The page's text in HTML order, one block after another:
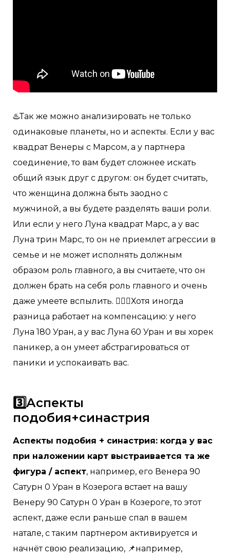
♨️Так же можно анализировать не только
одинаковые планеты, но и аспекты. Если у вас
квадрат Венеры с Марсом, а у партнера
соединение, то вам будет сложнее искать
общий язык друг с другом: он будет считать,
что женщина должна быть заодно с
мужчиной, а вы будете разделять ваши роли.
Или если у него Луна квадрат Марс, а у вас
Луна трин Марс, то он не приемлет агрессии в
семье и не может исполнять должным
образом роль главного, а вы считаете, что он
должен брать на себя роль главного и очень
даже умеете вспылить. 🤷🏼‍♀️Хотя иногда
разница работает на компенсацию: у него
Луна 180 Уран, а у вас Луна 60 Уран и вы хорек
паникер, а он умеет абстрагироваться от
паники и успокаивать вас.
3️⃣Аспекты
подобия+синастрия
Аспекты подобия + синастрия: когда у вас
при наложении карт выстраивается та же
фигура / аспект, например, его Венера 90
Сатурн 0 Уран в Козерога встает на вашу
Венеру 90 Сатурн 0 Уран в Козероге, то этот
аспект, даже если раньше спал в вашем
натале, с таким партнером активируется и
начнёт свою реализацию, 📌например,